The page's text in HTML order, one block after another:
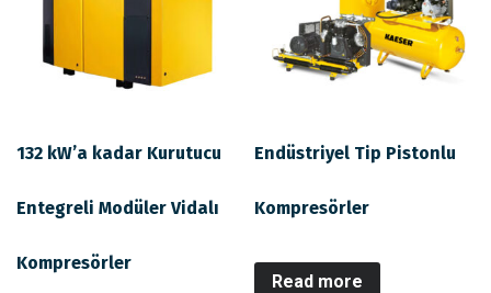
132 kW’a kadar Kurutucu
Entegreli Modüler Vidalı
Kompresörler
Endüstriyel Tip Pistonlu
Kompresörler
Read more